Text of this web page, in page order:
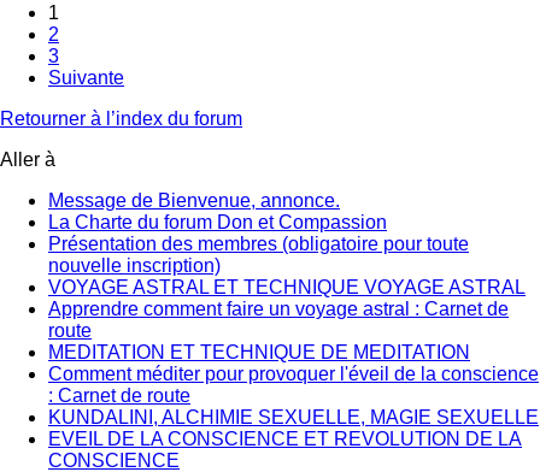
1
2
3
Suivante
Retourner à l’index du forum
Aller à
Message de Bienvenue, annonce.
La Charte du forum Don et Compassion
Présentation des membres (obligatoire pour toute
nouvelle inscription)
VOYAGE ASTRAL ET TECHNIQUE VOYAGE ASTRAL
Apprendre comment faire un voyage astral : Carnet de
route
MEDITATION ET TECHNIQUE DE MEDITATION
Comment méditer pour provoquer l'éveil de la conscience
: Carnet de route
KUNDALINI, ALCHIMIE SEXUELLE, MAGIE SEXUELLE
EVEIL DE LA CONSCIENCE ET REVOLUTION DE LA
CONSCIENCE